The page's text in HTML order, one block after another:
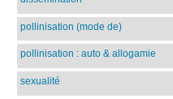
pollinisation (mode de)
pollinisation : auto & allogamie
sexualité